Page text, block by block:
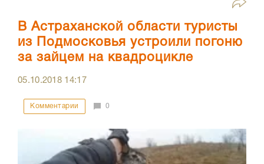
В Астраханской области туристы
из Подмосковья устроили погоню
за зайцем на квадроцикле
05.10.2018 14:17
Комментарии 0